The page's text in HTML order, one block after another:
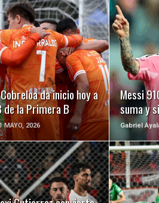
da inicio hoy a
de la Primera B
MAYO, 2026
LEER MÁS
Messi
suma y
Gabriel
LEER MÁS